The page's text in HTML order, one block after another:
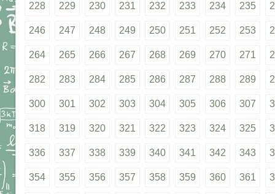
228 229 230 231 232 233 234 235
246 247 248 249 250 251 252 253
264 265 266 267 268 269 270 271
282 283 284 285 286 287 288 289
300 301 302 303 304 305 306 307
318 319 320 321 322 323 324 325
336 337 338 339 340 341 342 343
354 355 356 357 358 359 360 361